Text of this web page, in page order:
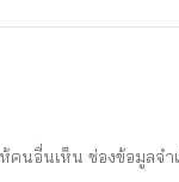
คนอื่นเห็น ช่องข้อมูลจ